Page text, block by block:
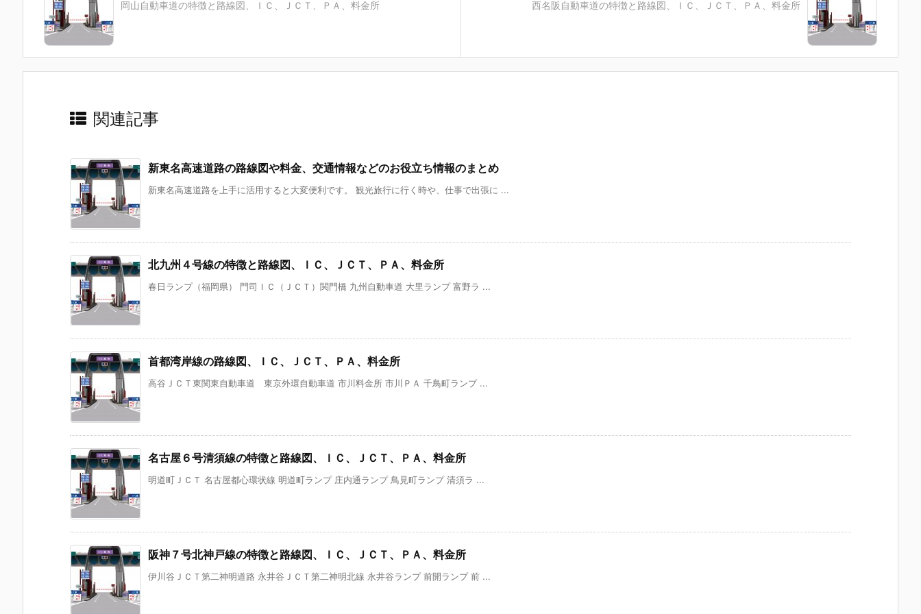
西名阪自動車道の特徴と路線図、ＩＣ、ＪＣＴ、ＰＡ、料金所
岡山自動車道の特徴と路線図、ＩＣ、ＪＣＴ、ＰＡ、料金所
関連記事
新東名高速道路の路線図や料金、交通情報などのお役立ち情報のまとめ
新東名高速道路を上手に活用すると大変便利です。 観光旅行に行く時や、仕事で出張に ...
北九州４号線の特徴と路線図、ＩＣ、ＪＣＴ、ＰＡ、料金所
春日ランプ（福岡県） 門司ＩＣ（ＪＣＴ）関門橋 九州自動車道 大里ランプ 富野ラ ...
首都湾岸線の路線図、ＩＣ、ＪＣＴ、ＰＡ、料金所
高谷ＪＣＴ東関東自動車道 東京外環自動車道 市川料金所 市川ＰＡ 千鳥町ランプ ...
名古屋６号清須線の特徴と路線図、ＩＣ、ＪＣＴ、ＰＡ、料金所
明道町ＪＣＴ 名古屋都心環状線 明道町ランプ 庄内通ランプ 鳥見町ランプ 清須ラ ...
阪神７号北神戸線の特徴と路線図、ＩＣ、ＪＣＴ、ＰＡ、料金所
伊川谷ＪＣＴ第二神明道路 永井谷ＪＣＴ第二神明北線 永井谷ランプ 前開ランプ 前 ...